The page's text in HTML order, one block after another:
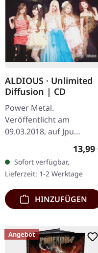
ALDIOUS · Unlimited
Diffusion | CD
Power Metal.
Veröffentlicht am
09.03.2018, auf Jpu
Records. CD im
"Unlimited Diffusion"
Aldious ist ein
eindrucksvolles Werk im…
13,99
Sofort verfügbar,
Lieferzeit: 1-2 Werktage
HINZUFÜGEN
Angebot